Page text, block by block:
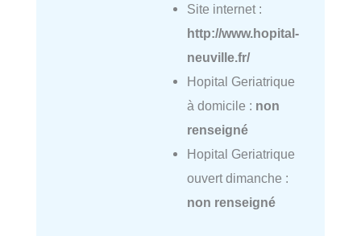
Site internet :
http://www.hopital-
neuville.fr/
Hopital Geriatrique
à domicile : non
renseigné
Hopital Geriatrique
ouvert dimanche :
non renseigné